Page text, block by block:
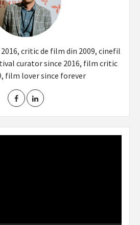
critic de film din 2009, cinefil
curator since 2016, film critic
film lover since forever